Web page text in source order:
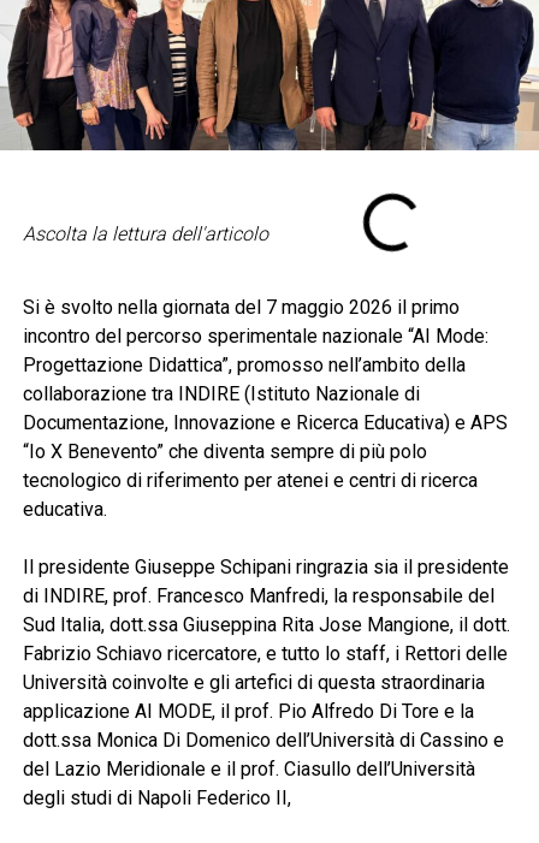
Ascolta la lettura dell'articolo
Si è svolto nella giornata del 7 maggio 2026 il primo
incontro del percorso sperimentale nazionale “AI Mode:
Progettazione Didattica”, promosso nell’ambito della
collaborazione tra INDIRE (Istituto Nazionale di
Documentazione, Innovazione e Ricerca Educativa) e APS
“Io X Benevento” che diventa sempre di più polo
tecnologico di riferimento per atenei e centri di ricerca
educativa.
Il presidente Giuseppe Schipani ringrazia sia il presidente
di INDIRE, prof. Francesco Manfredi, la responsabile del
Sud Italia, dott.ssa Giuseppina Rita Jose Mangione, il dott.
Fabrizio Schiavo ricercatore, e tutto lo staff, i Rettori delle
Università coinvolte e gli artefici di questa straordinaria
applicazione AI MODE, il prof. Pio Alfredo Di Tore e la
dott.ssa Monica Di Domenico dell’Università di Cassino e
del Lazio Meridionale e il prof. Ciasullo dell’Università
degli studi di Napoli Federico II,